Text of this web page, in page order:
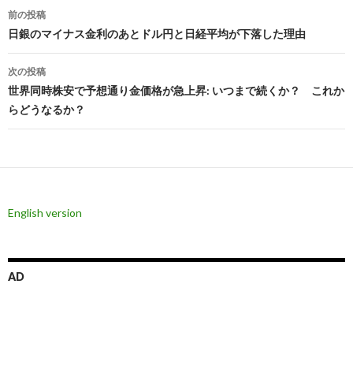
投
稿
ナ
ビ
ゲ
シ
前の投稿
日銀のマイナス金利のあとドル円と日経平均が下落した理由
次の投稿
世界同時株安で予想通り金価格が急上昇: いつまで続くか？ これか
らどうなるか？
English version
AD